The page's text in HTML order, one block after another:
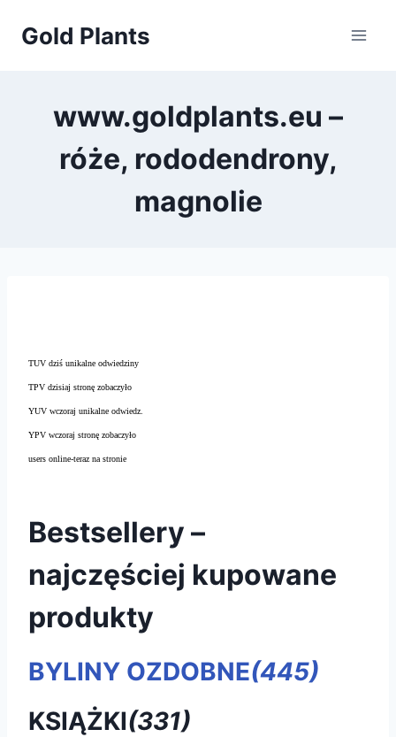
Gold Plants
www.goldplants.eu –
róże, rododendrony,
magnolie
TUV dziś unikalne odwiedziny
TPV dzisiaj stronę zobaczyło
YUV wczoraj unikalne odwiedz.
YPV wczoraj stronę zobaczyło
users online-teraz na stronie
Bestsellery –
najczęściej kupowane
produkty
BYLINY OZDOBNE(445)
KSIĄŻKI(331)